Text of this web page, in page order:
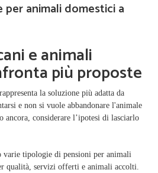
per animali domestici a
e animali
più proposte
rappresenta la soluzione più adatta da
e non si vuole abbandonare l'animale
ancora, considerare l’ipotesi di lasciarlo
varie tipologie di pensioni per animali
qualità, servizi offerti e animali accolti.